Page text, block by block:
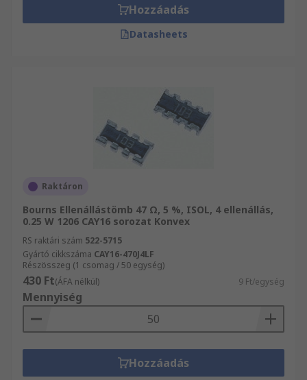
Hozzáadás
Datasheets
Raktáron
Bourns Ellenállástömb 47 Ω, 5 %, ISOL, 4 ellenállás,
0.25 W 1206 CAY16 sorozat Konvex
RS raktári szám 522-5715
Gyártó cikkszáma CAY16-470J4LF
Részösszeg (1 csomag / 50 egység)
430 Ft(ÁFA nélkül) 9 Ft/egység
Mennyiség
Hozzáadás